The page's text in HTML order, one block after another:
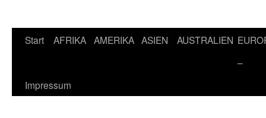
Start AFRIKA AMERIKA ASIEN AUSTRALIEN
–
Impressum